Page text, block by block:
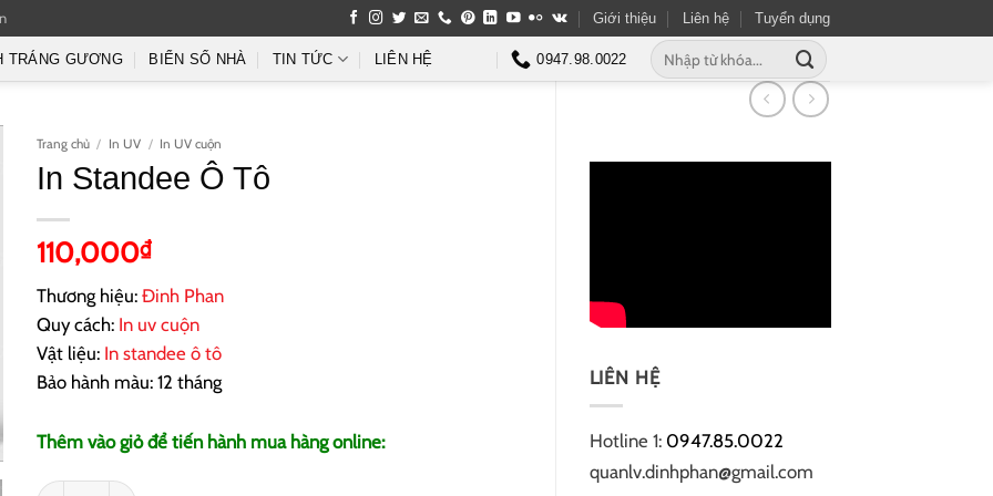
Giới thiệu Liên hệ Tuyển dụng
TRÁNG GƯƠNG BIỂN SỐ NHÀ TIN TỨC LIÊN HỆ 0947.98.0022
Tìm
kiếm:
LIÊN HỆ
Hotline 1: 0947.85.0022
quanlv.dinhphan@gmail.com
Trang chủ / In UV / In UV cuộn
In Standee Ô Tô
110,000₫
Thương hiệu: Đinh Phan
Quy cách: In uv cuộn
Vật liệu: In standee ô tô
Bảo hành màu: 12 tháng
Thêm vào giỏ để tiến hành mua hàng online: